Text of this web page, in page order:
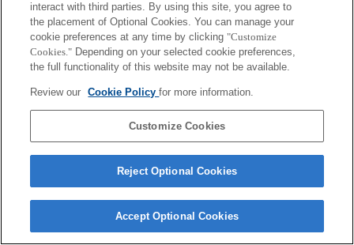
Sony Corporation, Sony Marketing Inc.
interact with third parties. By using this site, you agree to
the placement of Optional Cookies. You can manage your
cookie preferences at any time by clicking "Customize
Cookies." Depending on your selected cookie preferences,
the full functionality of this website may not be available.
Review our Cookie Policyfor more information.
Customize Cookies
Reject Optional Cookies
Accept Optional Cookies